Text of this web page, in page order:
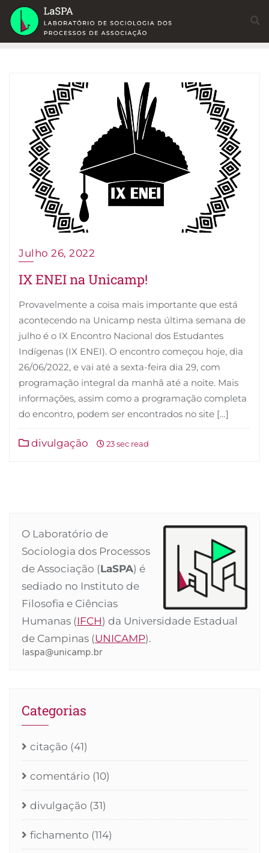
Skip
content
Julho 26, 2022
IX ENEI na Unicamp!
Provavelmente a coisa mais importante que está
acontecendo na Unicamp nesta última semana de
julho é o IX Encontro Nacional dos Estudantes
Indígenas (IX ENEI). O encontro começou hoje, dia
26/06/2022, e vai até a sexta-feira dia 29, com
programação integral da manhã até a noite. Mais
informações, assim como a programação completa
do encontro, podem ser encontrados no site […]
divulgação 23 sec read
O Laboratório de
Sociologia dos Processos
de Associação (LaSPA) é
sediado no Instituto de
Filosofia e Ciências
Humanas (IFCH) da Universidade Estadual
de Campinas (UNICAMP).
Categorias
citação (41)
comentário (10)
divulgação (31)
fichamento (114)